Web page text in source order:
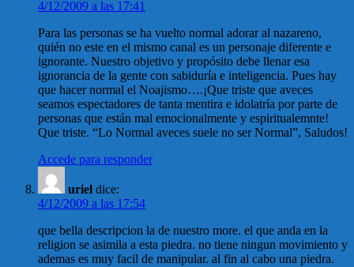
4/12/2009 a las 17:41
Para las personas se ha vuelto normal adorar al nazareno,
quién no este en el mismo canal es un personaje diferente e
ignorante. Nuestro objetivo y propósito debe llenar esa
ignorancia de la gente con sabiduría e inteligencia. Pues hay
que hacer normal el Noajismo….¡Que triste que aveces
seamos espectadores de tanta mentira e idolatría por parte de
personas que están mal emocionalmente y espiritualemnte!
Que triste. “Lo Normal aveces suele no ser Normal”, Saludos!
Accede para responder
uriel dice:
4/12/2009 a las 17:54
que bella descripcion la de nuestro more. el que anda en la
religion se asimila a esta piedra. no tiene ningun movimiento y
ademas es muy facil de manipular. al fin al cabo una piedra.